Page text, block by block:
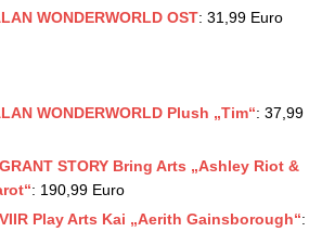
WONDERWORLD OST: 31,99 Euro
WONDERWORLD Plush „Tim“: 37,99
STORY Bring Arts „Ashley Riot &
: 190,99 Euro
Play Arts Kai „Aerith Gainsborough“: